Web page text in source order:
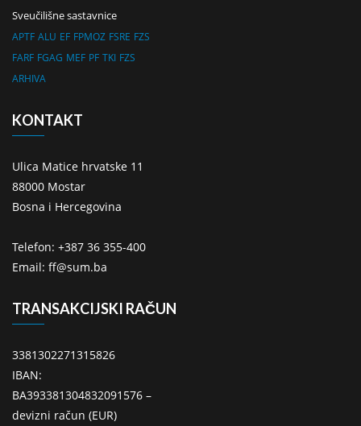
Sveučilišne sastavnice
APTF ALU EF FPMOZ FSRE FZS
FARF FGAG MEF PF TKI FZS
ARHIVA
KONTAKT
Ulica Matice hrvatske 11
88000 Mostar
Bosna i Hercegovina
Telefon: +387 36 355-400
Email: ff@sum.ba
TRANSAKCIJSKI RAČUN
3381302271315826
IBAN:
BA393381304832091576 –
devizni račun (EUR)